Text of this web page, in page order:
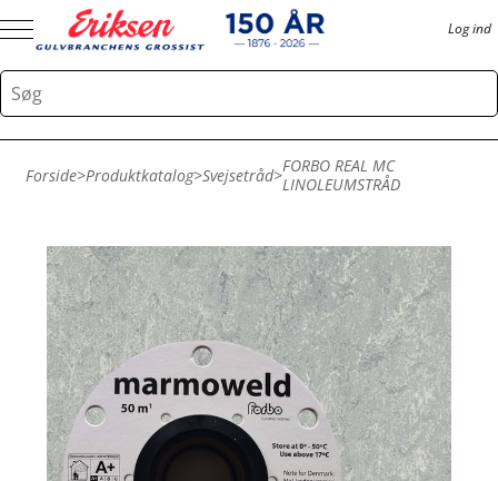
Log ind
Forside>Produktkatalog>Svejsetråd>FORBO REAL MC
LINOLEUMSTRÅD